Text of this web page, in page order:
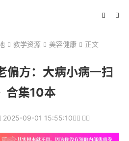
教学资源 美容健康 正文
偏方：大病小病一扫
合集10本
2025-09-01 15:55:10